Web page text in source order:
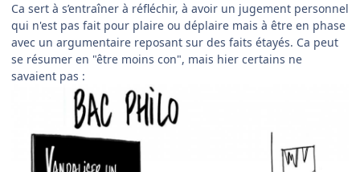
Ca sert à s’entraîner à réfléchir, à avoir un jugement personnel
qui n'est pas fait pour plaire ou déplaire mais à être en phase
avec un argumentaire reposant sur des faits étayés. Ca peut
se résumer en "être moins con", mais hier certains ne
savaient pas :